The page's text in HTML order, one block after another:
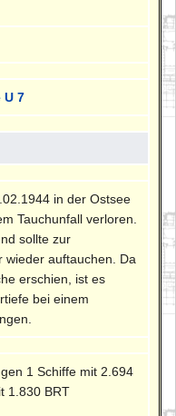
7
in der Ostsee
Tauchunfall verloren.
sollte zur
wieder auftauchen. Da
erschien, ist es
bei einem
1 Schiffe mit 2.694
1.830 BRT